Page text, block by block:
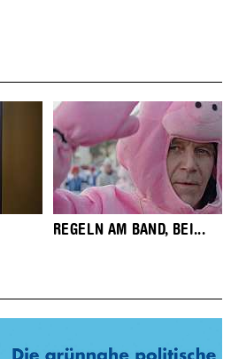
REGELN AM BAND, BEI...